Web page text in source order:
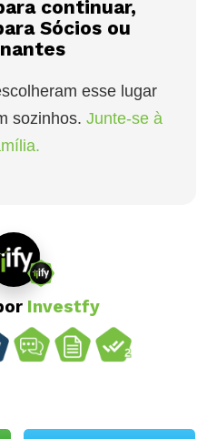
continuar,
Sócios ou
esse lugar
sozinhos. Junte-se à
Investfy